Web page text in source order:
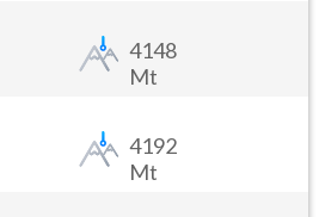
4148
Mt
4192
Mt